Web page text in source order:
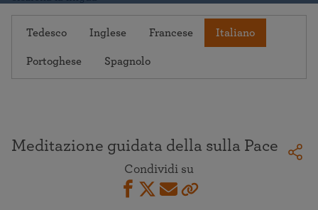
Tedesco Inglese Francese Italiano
Portoghese Spagnolo
Meditazione guidata della sulla Pace
Condividi su